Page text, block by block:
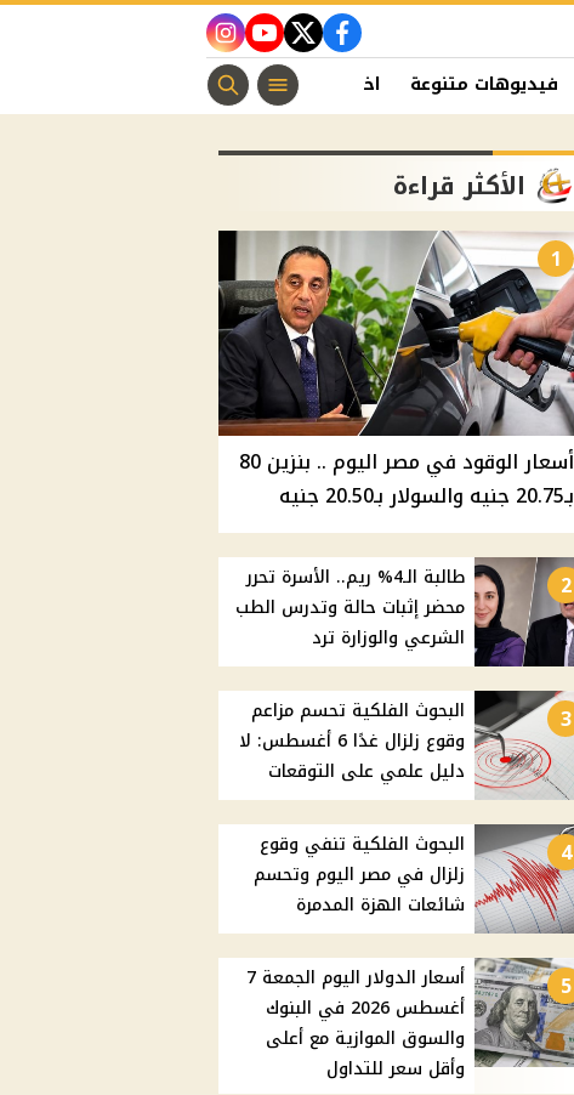
facebook
twitter
youtube
instagram
فيديوهات متنوعة اخبار الفن منوعات مسيحية
الأكثر قراءة
1
أسعار الوقود في مصر اليوم .. بنزين 80
بـ20.75 جنيه والسولار بـ20.50 جنيه
2
طالبة الـ4% ريم.. الأسرة تحرر
محضر إثبات حالة وتدرس الطب
الشرعي والوزارة ترد
3
البحوث الفلكية تحسم مزاعم
وقوع زلزال غدًا 6 أغسطس: لا
دليل علمي على التوقعات
4
البحوث الفلكية تنفي وقوع
زلزال في مصر اليوم وتحسم
شائعات الهزة المدمرة
5
أسعار الدولار اليوم الجمعة 7
أغسطس 2026 في البنوك
والسوق الموازية مع أعلى
وأقل سعر للتداول